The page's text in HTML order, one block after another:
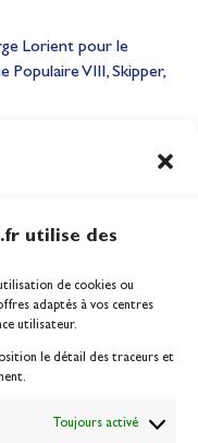
utilise des
de cookies ou
adaptés à vos centres
utilisateur.
le détail des traceurs et
Toujours activé
Lorient pour le
Populaire VIII, Skipper,
des